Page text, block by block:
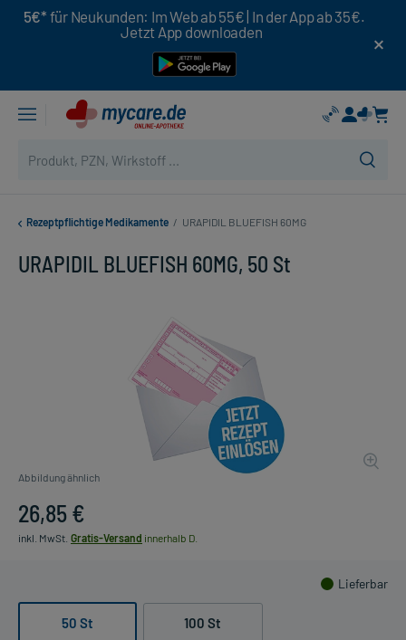
5€* für Neukunden: Im Web ab 55€ | In der App ab 35€.
Jetzt App downloaden
Rezeptpflichtige Medikamente / URAPIDIL BLUEFISH 60MG
URAPIDIL BLUEFISH 60MG, 50 St
Abbildung ähnlich
26,85 €
inkl. MwSt. Gratis-Versand innerhalb D.
Lieferbar
50 St 100 St